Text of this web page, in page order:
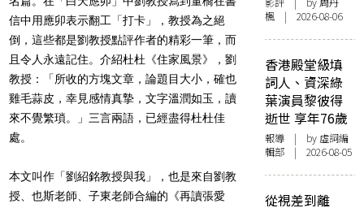
信中用應卯表示翻工「打卡」，教授為之絕
倒，這些都是劉教授點評作者的精彩一筆，而
且令人永遠記住。介紹杜杜《住家風景》，劉
教授：「所收的方塊文章，論題目大小，確也
雞毛蒜皮，幸見感情真摯，文字溫潤如玉，讀
來不覺繁瑣。」三言兩語，已經盡得杜杜佳
處。
本文叫作「劉紹銘教授與我」，也是來自劉教
授、也斯老師、子東老師合編的《再讀張愛
楓 | 2026-08-06
香港殿堂級填
詞人、資深綠
葉演員黎彼得
逝世 享年76歲
報導 | by 虛詞編
輯部 | 2026-08-05
從視差到離